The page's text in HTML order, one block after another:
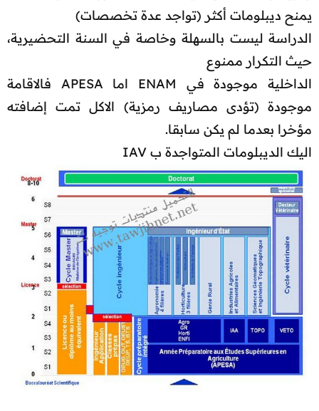
يمنح ديبلومات أكثر (تواجد عدة تخصصات)
الدراسة ليست بالسهلة وخاصة في السنة التحضيرية،
حيث التكرار ممنوع
الداخلية موجودة في ENAM اما APESA فالاقامة
موجودة (تؤدى مصاريف رمزية) الاكل تمت إضافته
مؤخرا بعدما لم يكن سابقا.
اليك الديبلومات المتواجدة ب IAV​